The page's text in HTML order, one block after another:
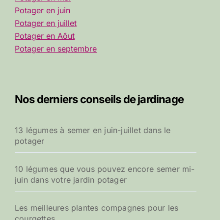
Potager en juin
Potager en juillet
Potager en Aôut
Potager en septembre
Nos derniers conseils de jardinage
13 légumes à semer en juin-juillet dans le
potager
10 légumes que vous pouvez encore semer mi-
juin dans votre jardin potager
Les meilleures plantes compagnes pour les